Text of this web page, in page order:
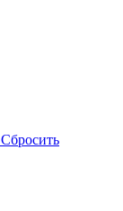
Сбросить